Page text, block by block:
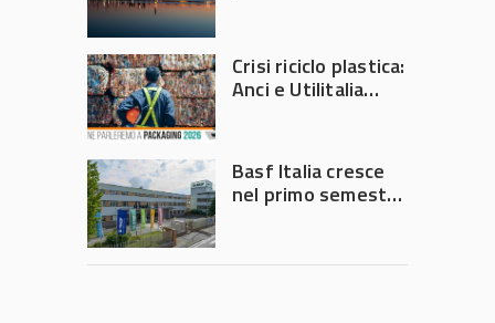
Crisi riciclo plastica:
Anci e Utilitalia
Governo
Basf Italia cresce
nel primo semestre